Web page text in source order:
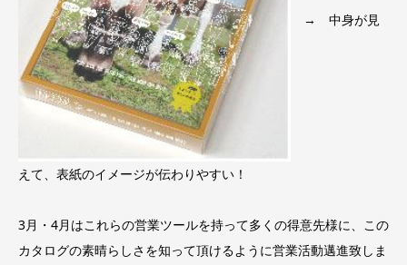
→ 中身が見
えて、表紙のイメージが伝わりやすい！
3月・4月はこれらの営業ツールを持って多くの得意先様に、この
カタログの素晴らしさを知って頂けるように営業活動邁進致しま